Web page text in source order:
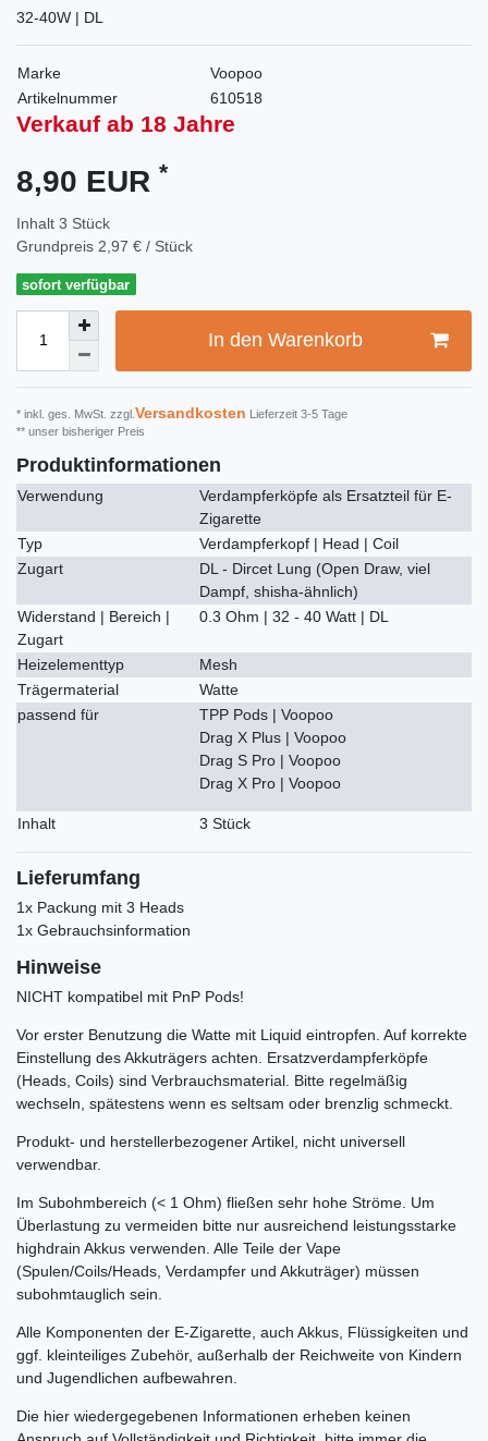
32-40W | DL
Marke
Voopoo
Artikelnummer
610518
Verkauf ab 18 Jahre
8,90 EUR *
Inhalt 3 Stück
Grundpreis 2,97 € / Stück
sofort verfügbar
In den Warenkorb
* inkl. ges. MwSt. zzgl. Versandkosten Lieferzeit 3-5 Tage
** unser bisheriger Preis
Produktinformationen
Verwendung
Verdampferköpfe als Ersatzteil für E-
Zigarette
Typ
Verdampferkopf | Head | Coil
Zugart
DL - Dircet Lung (Open Draw, viel
Dampf, shisha-ähnlich)
Widerstand | Bereich |
Zugart
0.3 Ohm | 32 - 40 Watt | DL
Heizelementtyp
Mesh
Trägermaterial
Watte
passend für
TPP Pods | Voopoo
Drag X Plus | Voopoo
Drag S Pro | Voopoo
Drag X Pro | Voopoo
Inhalt 3 Stück
Lieferumfang
1x Packung mit 3 Heads
1x Gebrauchsinformation
Hinweise
NICHT kompatibel mit PnP Pods!
Vor erster Benutzung die Watte mit Liquid eintropfen. Auf korrekte
Einstellung des Akkuträgers achten. Ersatzverdampferköpfe
(Heads, Coils) sind Verbrauchsmaterial. Bitte regelmäßig
wechseln, spätestens wenn es seltsam oder brenzlig schmeckt.
Produkt- und herstellerbezogener Artikel, nicht universell
verwendbar.
Im Subohmbereich (< 1 Ohm) fließen sehr hohe Ströme. Um
Überlastung zu vermeiden bitte nur ausreichend leistungsstarke
highdrain Akkus verwenden. Alle Teile der Vape
(Spulen/Coils/Heads, Verdampfer und Akkuträger) müssen
subohmtauglich sein.
Alle Komponenten der E-Zigarette, auch Akkus, Flüssigkeiten und
ggf. kleinteiliges Zubehör, außerhalb der Reichweite von Kindern
und Jugendlichen aufbewahren.
Die hier wiedergegebenen Informationen erheben keinen